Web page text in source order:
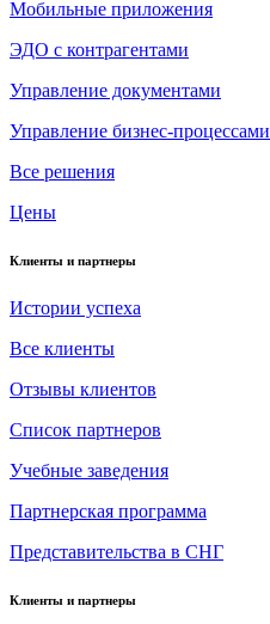
Мобильные приложения
ЭДО с контрагентами
Управление документами
Управление бизнес-процессами
Все решения
Цены
Клиенты и партнеры
Истории успеха
Все клиенты
Отзывы клиентов
Список партнеров
Учебные заведения
Партнерская программа
Представительства в СНГ
Клиенты и партнеры